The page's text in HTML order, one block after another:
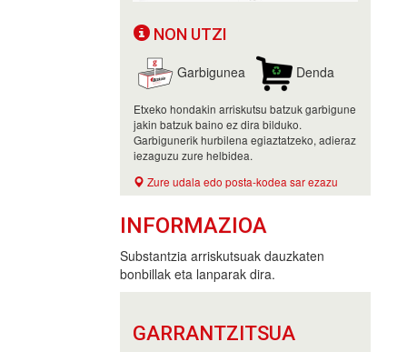
NON UTZI
Garbigunea Denda
Etxeko hondakin arriskutsu batzuk garbigune
jakin batzuk baino ez dira bilduko.
Garbigunerik hurbilena egiaztatzeko, adieraz
iezaguzu zure helbidea.
Zure udala edo posta-kodea sar ezazu
INFORMAZIOA
Substantzia arriskutsuak dauzkaten
bonbillak eta lanparak dira.
GARRANTZITSUA